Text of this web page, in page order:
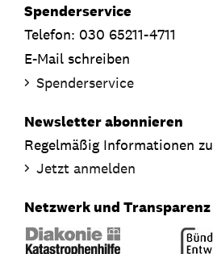
Spenderservice
Telefon: 030 65211-4711
E-Mail schreiben
Spenderservice
Newsletter abonnieren
Regelmäßig Informationen
Jetzt anmelden
Netzwerk und Transparenz